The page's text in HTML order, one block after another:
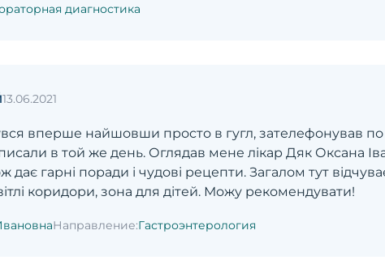
диагностика
13.06.2021
вперше найшовши просто в гугл, зателефонував по
в той же день. Оглядав мене лікар Дяк Оксана
дає гарні поради і чудові рецепти. Загалом тут
коридори, зона для дітей. Можу рекомендувати!
Направление:Гастроэнтерология